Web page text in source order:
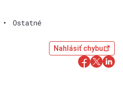
• Ostatné
Nahlásiť chybu